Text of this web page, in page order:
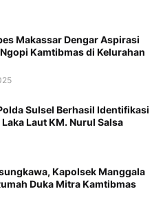
Makassar Dengar Aspirasi
Kamtibmas di Kelurahan
Sulsel Berhasil Identifikasi
Laut KM. Nurul Salsa
Kapolsek Manggala
Duka Mitra Kamtibmas